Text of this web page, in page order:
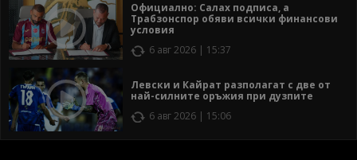
Официално: Салах подписа, а
Трабзонспор обяви всички финансови
условия
6 авг 2026 | 15:37
Левски и Кайрат разполагат с две от
най-силните оръжия при дузпите
6 авг 2026 | 15:06